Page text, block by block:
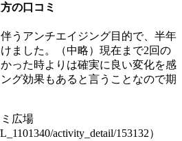
の口コミ
うアンチエイジング目的で、半年
ました。（中略）現在まで2回の
った時よりは確実に良い変化を感
グ効果もあると言うことなので期
広場
activity_detail/153132）